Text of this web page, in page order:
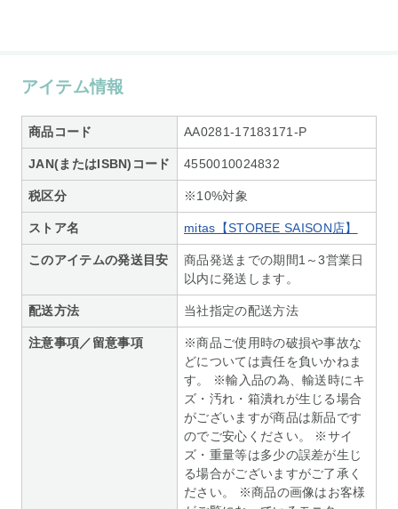
アイテム情報
商品コード AA0281-17183171-P
JAN(またはISBN)コード 4550010024832
税区分 ※10%対象
ストア名 mitas【STOREE SAISON店】
このアイテムの発送目安
商品発送までの期間1～3営業日
以内に発送します。
配送方法 当社指定の配送方法
注意事項／留意事項
※商品ご使用時の破損や事故な
どについては責任を負いかねま
す。 ※輸入品の為、輸送時にキ
ズ・汚れ・箱潰れが生じる場合
がございますが商品は新品です
のでご安心ください。 ※サイ
ズ・重量等は多少の誤差が生じ
る場合がございますがご了承く
ださい。 ※商品の画像はお客様